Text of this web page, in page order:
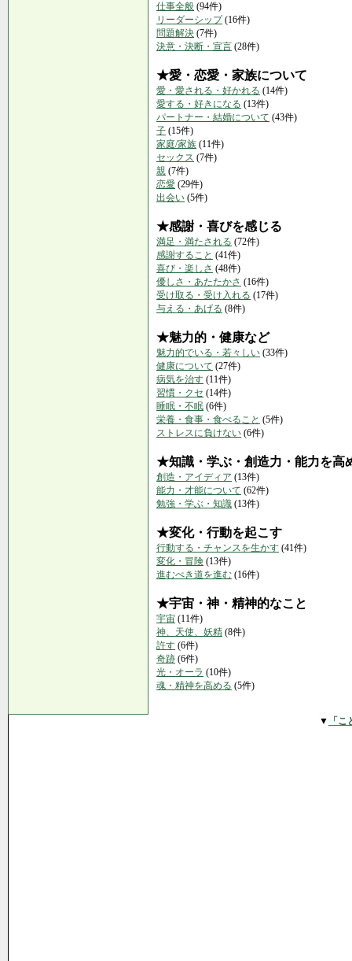
仕事全般 (94件)
リーダーシップ(16件)
問題解決 (7件)
決意・決断・宣言 (28件)
★愛・恋愛・家族について
愛・愛される・好かれる (14件)
愛する・好きになる (13件)
パートナー・結婚について (43件)
子 (15件)
家庭/家族 (11件)
セックス (7件)
親 (7件)
恋愛 (29件)
出会い (5件)
★感謝・喜びを感じる
満足・満たされる (72件)
感謝すること (41件)
喜び・楽しさ (48件)
優しさ・あたたかさ (16件)
受け取る・受け入れる (17件)
与える・あげる (8件)
★魅力的・健康など
魅力的でいる・若々しい (33件)
健康について (27件)
病気を治す (11件)
習慣・クセ (14件)
睡眠・不眠 (6件)
栄養・食事・食べること (5件)
ストレスに負けない (6件)
★知識・学ぶ・創造力・能力を高
創造・アイディア (13件)
能力・才能について (62件)
勉強・学ぶ・知識 (13件)
★変化・行動を起こす
行動する・チャンスを生かす (41件)
変化・冒険 (13件)
進むべき道を進む (16件)
★宇宙・神・精神的なこと
宇宙 (11件)
神、天使、妖精 (8件)
許す (6件)
奇跡 (6件)
光・オーラ (10件)
魂・精神を高める (5件)
▼ 「